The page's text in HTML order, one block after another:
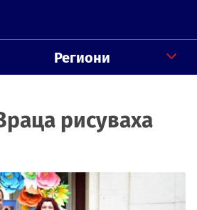
Региони
рисуваха